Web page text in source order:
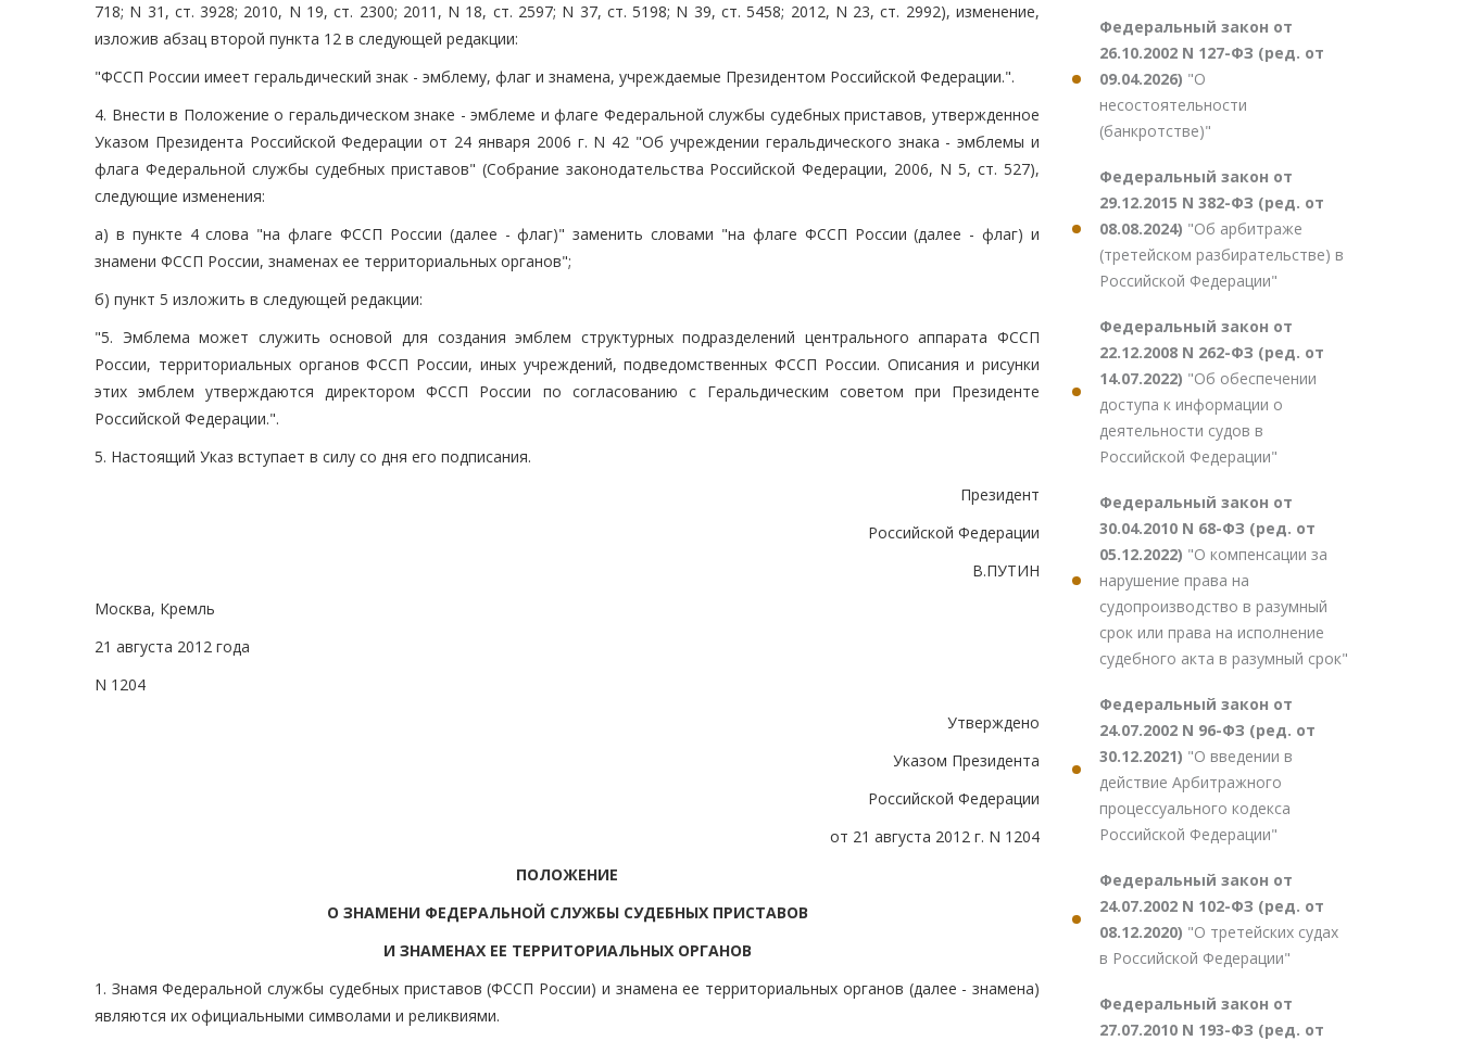
718; N 31, ст. 3928; 2010, N 19, ст. 2300; 2011, N 18, ст. 2597; N 37, ст. 5198; N 39, ст. 5458; 2012, N 23, ст. 2992), изменение,
изложив абзац второй пункта 12 в следующей редакции:
"ФССП России имеет геральдический знак - эмблему, флаг и знамена, учреждаемые Президентом Российской Федерации.".
4. Внести в Положение о геральдическом знаке - эмблеме и флаге Федеральной службы судебных приставов, утвержденное
Указом Президента Российской Федерации от 24 января 2006 г. N 42 "Об учреждении геральдического знака - эмблемы и
флага Федеральной службы судебных приставов" (Собрание законодательства Российской Федерации, 2006, N 5, ст. 527),
следующие изменения:
а) в пункте 4 слова "на флаге ФССП России (далее - флаг)" заменить словами "на флаге ФССП России (далее - флаг) и
знамени ФССП России, знаменах ее территориальных органов";
б) пункт 5 изложить в следующей редакции:
"5. Эмблема может служить основой для создания эмблем структурных подразделений центрального аппарата ФССП
России, территориальных органов ФССП России, иных учреждений, подведомственных ФССП России. Описания и рисунки
этих эмблем утверждаются директором ФССП России по согласованию с Геральдическим советом при Президенте
Российской Федерации.".
5. Настоящий Указ вступает в силу со дня его подписания.
Президент
Российской Федерации
В.ПУТИН
Москва, Кремль
21 августа 2012 года
N 1204
Утверждено
Указом Президента
Российской Федерации
от 21 августа 2012 г. N 1204
ПОЛОЖЕНИЕ
О ЗНАМЕНИ ФЕДЕРАЛЬНОЙ СЛУЖБЫ СУДЕБНЫХ ПРИСТАВОВ
И ЗНАМЕНАХ ЕЕ ТЕРРИТОРИАЛЬНЫХ ОРГАНОВ
1. Знамя Федеральной службы судебных приставов (ФССП России) и знамена ее территориальных органов (далее - знамена)
являются их официальными символами и реликвиями.
Федеральный закон от
26.10.2002 N 127-ФЗ (ред. от
09.04.2026) "О
несостоятельности
(банкротстве)"
Федеральный закон от
29.12.2015 N 382-ФЗ (ред. от
08.08.2024) "Об арбитраже
(третейском разбирательстве) в
Российской Федерации"
Федеральный закон от
22.12.2008 N 262-ФЗ (ред. от
14.07.2022) "Об обеспечении
доступа к информации о
деятельности судов в
Российской Федерации"
Федеральный закон от
30.04.2010 N 68-ФЗ (ред. от
05.12.2022) "О компенсации за
нарушение права на
судопроизводство в разумный
срок или права на исполнение
судебного акта в разумный срок"
Федеральный закон от
24.07.2002 N 96-ФЗ (ред. от
30.12.2021) "О введении в
действие Арбитражного
процессуального кодекса
Российской Федерации"
Федеральный закон от
24.07.2002 N 102-ФЗ (ред. от
08.12.2020) "О третейских судах
в Российской Федерации"
Федеральный закон от
27.07.2010 N 193-ФЗ (ред. от